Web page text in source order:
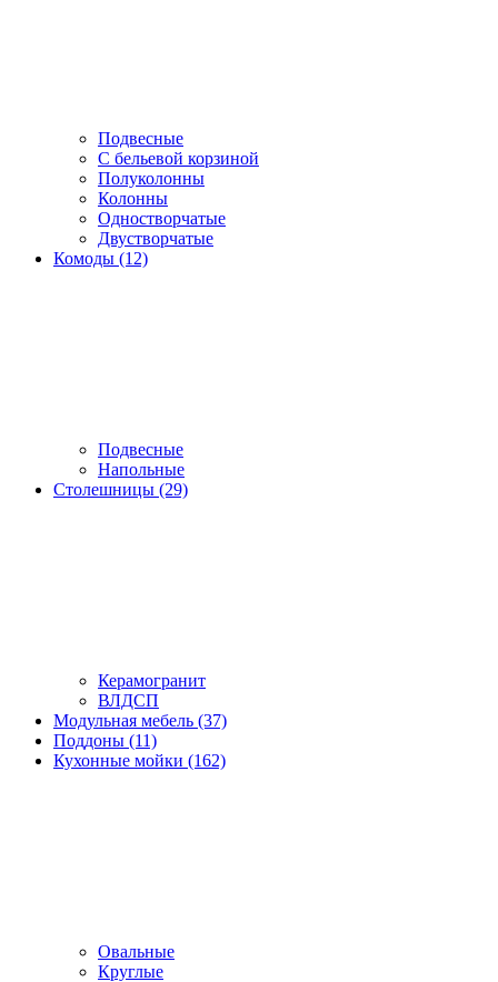
Подвесные
С бельевой корзиной
Полуколонны
Колонны
Одностворчатые
Двустворчатые
Комоды (12)
Подвесные
Напольные
Столешницы (29)
Керамогранит
ВЛДСП
Модульная мебель (37)
Поддоны (11)
Кухонные мойки (162)
Овальные
Круглые